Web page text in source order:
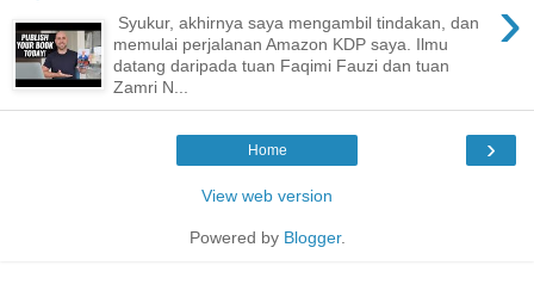
›
Syukur, akhirnya saya mengambil tindakan, dan
memulai perjalanan Amazon KDP saya. Ilmu
datang daripada tuan Faqimi Fauzi dan tuan
Zamri N...
›
Home
View web version
Powered by Blogger.